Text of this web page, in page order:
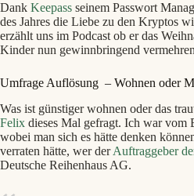
Dank Keepass seinem Passwort
des Jahres die Liebe zu den Kryptos
erzählt uns im Podcast ob er das
Kinder nun gewinnbringend
Umfrage Auflösung – Wohnen oder
Was ist günstiger wohnen oder das
Felix dieses Mal gefragt. Ich war vom
wobei man sich es hätte denken
verraten hätte, wer derAuftraggeber
Deutsche Reihenhaus AG.